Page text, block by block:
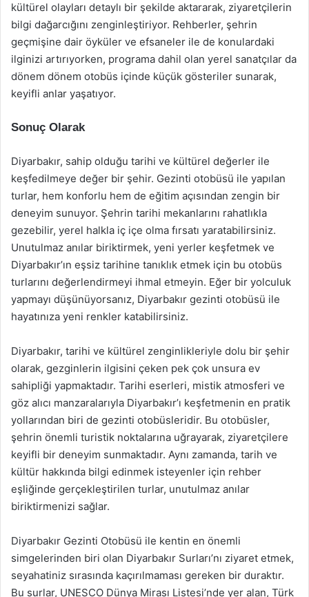
kültürel olayları detaylı bir şekilde aktararak, ziyaretçilerin
bilgi dağarcığını zenginleştiriyor. Rehberler, şehrin
geçmişine dair öyküler ve efsaneler ile de konulardaki
ilginizi artırıyorken, programa dahil olan yerel sanatçılar da
dönem dönem otobüs içinde küçük gösteriler sunarak,
keyifli anlar yaşatıyor.
Sonuç Olarak
Diyarbakır, sahip olduğu tarihi ve kültürel değerler ile
keşfedilmeye değer bir şehir. Gezinti otobüsü ile yapılan
turlar, hem konforlu hem de eğitim açısından zengin bir
deneyim sunuyor. Şehrin tarihi mekanlarını rahatlıkla
gezebilir, yerel halkla iç içe olma fırsatı yaratabilirsiniz.
Unutulmaz anılar biriktirmek, yeni yerler keşfetmek ve
Diyarbakır’ın eşsiz tarihine tanıklık etmek için bu otobüs
turlarını değerlendirmeyi ihmal etmeyin. Eğer bir yolculuk
yapmayı düşünüyorsanız, Diyarbakır gezinti otobüsü ile
hayatınıza yeni renkler katabilirsiniz.
Diyarbakır, tarihi ve kültürel zenginlikleriyle dolu bir şehir
olarak, gezginlerin ilgisini çeken pek çok unsura ev
sahipliği yapmaktadır. Tarihi eserleri, mistik atmosferi ve
göz alıcı manzaralarıyla Diyarbakır’ı keşfetmenin en pratik
yollarından biri de gezinti otobüsleridir. Bu otobüsler,
şehrin önemli turistik noktalarına uğrayarak, ziyaretçilere
keyifli bir deneyim sunmaktadır. Aynı zamanda, tarih ve
kültür hakkında bilgi edinmek isteyenler için rehber
eşliğinde gerçekleştirilen turlar, unutulmaz anılar
biriktirmenizi sağlar.
Diyarbakır Gezinti Otobüsü ile kentin en önemli
simgelerinden biri olan Diyarbakır Surları’nı ziyaret etmek,
seyahatiniz sırasında kaçırılmaması gereken bir duraktır.
Bu surlar, UNESCO Dünya Mirası Listesi’nde yer alan, Türk